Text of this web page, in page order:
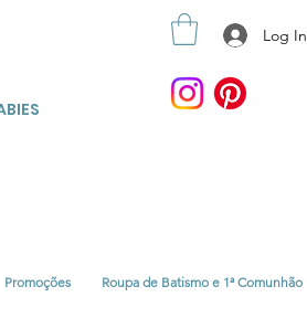
Log In
Promoções Roupa de Batismo e 1ª Comunhão